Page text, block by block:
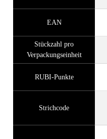
EAN
Stückzahl pro
Verpackungseinheit
RUBI-Punkte
Strichcode